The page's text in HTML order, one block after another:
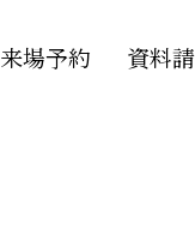
来場予約 資料